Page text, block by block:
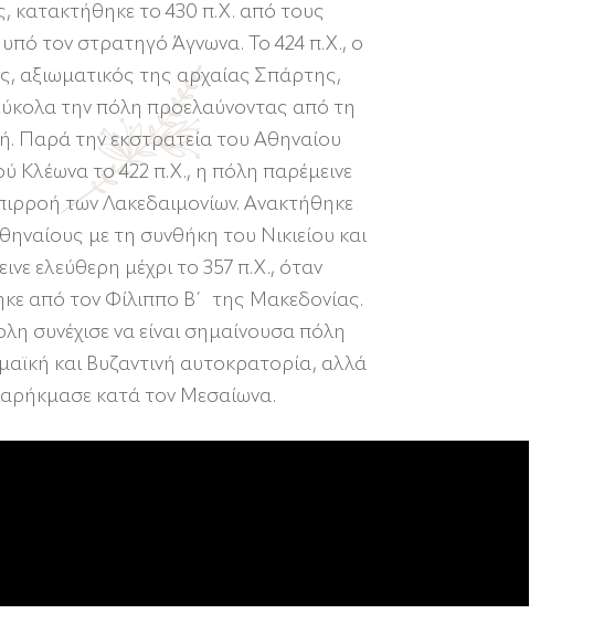
κατακτήθηκε το 430 π.Χ. από τους
τον στρατηγό Άγνωνα. Το 424 π.Χ., ο
αξιωματικός της αρχαίας Σπάρτης,
την πόλη προελαύνοντας από τη
Παρά την εκστρατεία του Αθηναίου
Κλέωνα το 422 π.Χ., η πόλη παρέμεινε
των Λακεδαιμονίων. Ανακτήθηκε
με τη συνθήκη του Νικιείου και
ελεύθερη μέχρι το 357 π.Χ., όταν
από τον Φίλιππο Β΄ της Μακεδονίας.
συνέχισε να είναι σημαίνουσα πόλη
και Βυζαντινή αυτοκρατορία, αλλά
κατά τον Μεσαίωνα.